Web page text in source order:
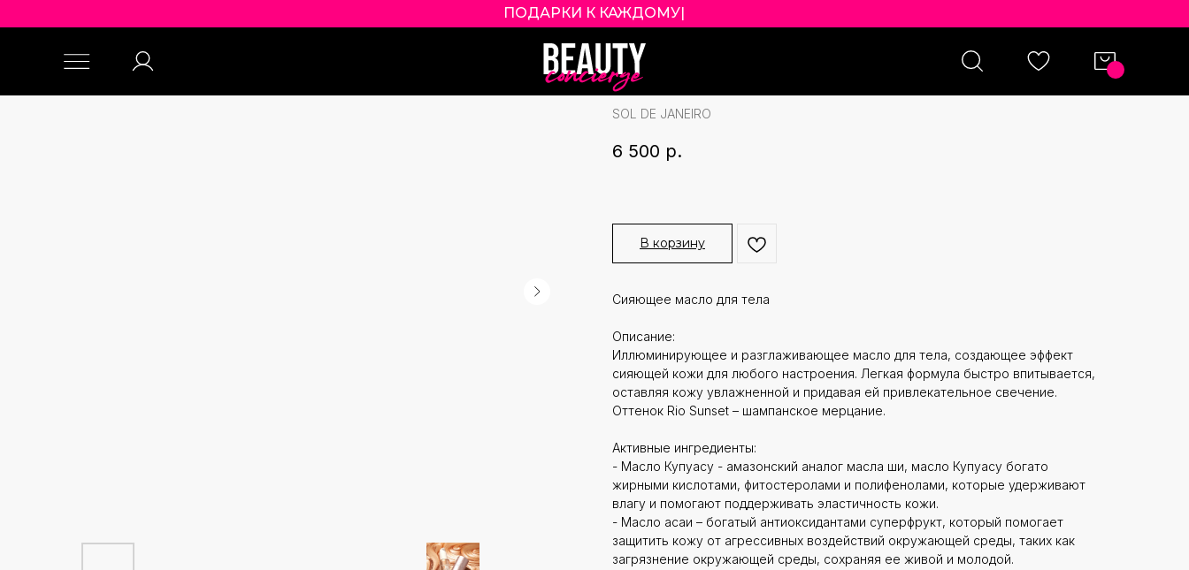
ПОДАРКИ К КАЖДОМУ ЗАКАЗУ!
SOL DE JANEIRO GLOWMOTIONS GLOW BODY
OIL ОТТЕНОК RIO SUNSET 75 МЛ
SOL DE JANEIRO
6 500 р.
В корзину
Сияющее масло для тела
Описание:
Иллюминирующее и разглаживающее масло для тела, создающее эффект
сияющей кожи для любого настроения. Легкая формула быстро впитывается,
оставляя кожу увлажненной и придавая ей привлекательное свечение.
Оттенок Rio Sunset – шампанское мерцание.
Активные ингредиенты:
- Масло Купуасу - амазонский аналог масла ши, масло Купуасу богато
жирными кислотами, фитостеролами и полифенолами, которые удерживают
влагу и помогают поддерживать эластичность кожи.
- Масло асаи – богатый антиоксидантами суперфрукт, который помогает
защитить кожу от агрессивных воздействий окружающей среды, таких как
загрязнение окружающей среды, сохраняя ее живой и молодой.